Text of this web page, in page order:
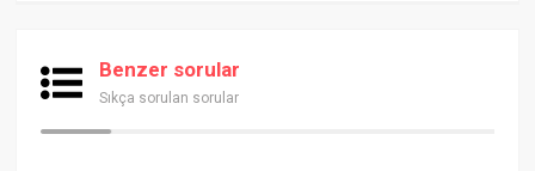
Benzer sorular
Sıkça sorulan sorular